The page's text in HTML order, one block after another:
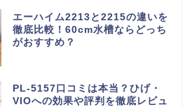
エーハイム2213と2215の違いを
徹底比較！60cm水槽ならどっち
がおすすめ？
PL-5157口コミは本当？ひげ・
VIOへの効果や評判を徹底レビュ